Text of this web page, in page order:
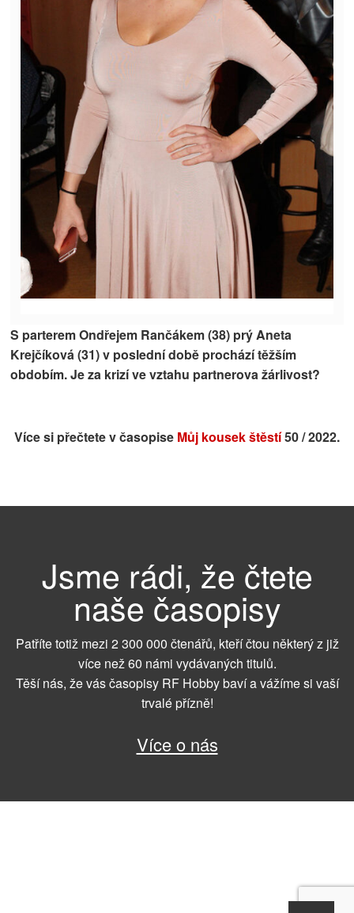
S parterem Ondřejem Rančákem (38) prý Aneta
Krejčíková (31) v poslední době prochází těžším
obdobím. Je za krizí ve vztahu partnerova žárlivost?
Více si přečtete v časopise Můj kousek štěstí50 / 2022.
Jsme rádi, že čtete
naše časopisy
Patříte totiž mezi 2 300 000 čtenářů, kteří čtou některý z již
více než 60 námi vydávaných titulů.
Těší nás, že vás časopisy RF Hobby baví a vážíme si vaší
trvalé přízně!
Více o nás